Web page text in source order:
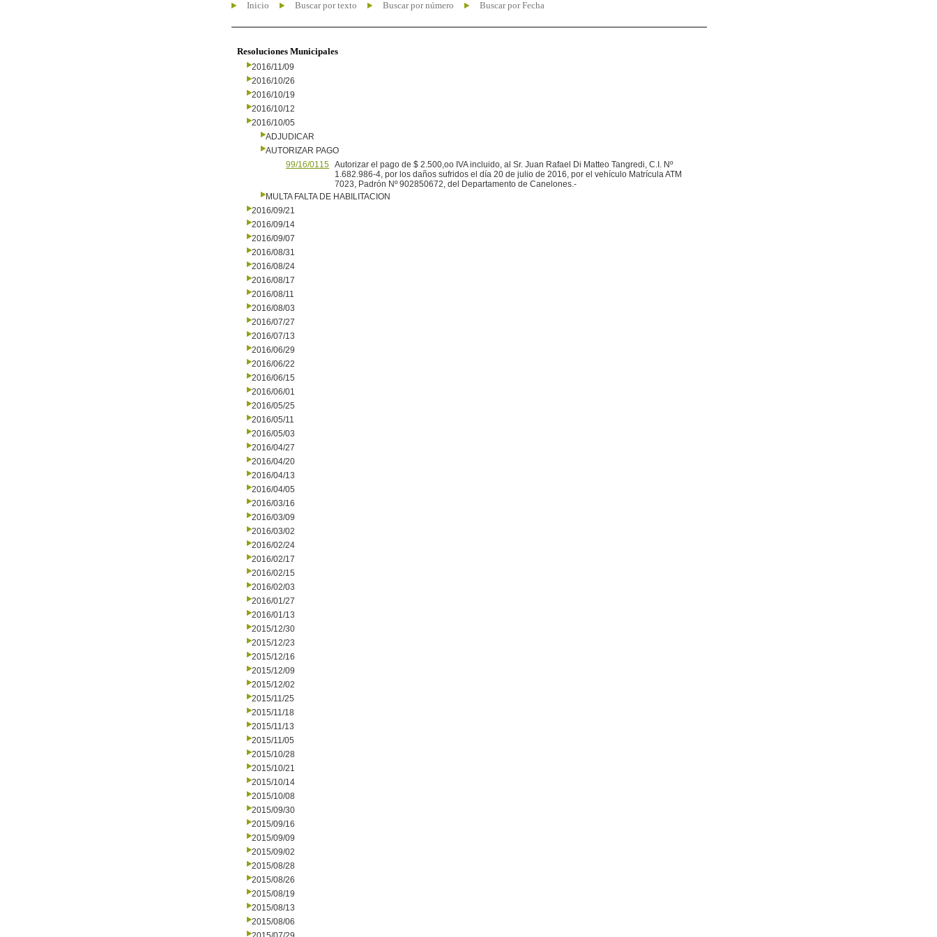
Inicio Buscar por texto Buscar por número Buscar por Fecha
Resoluciones Municipales
2016/11/09
2016/10/26
2016/10/19
2016/10/12
2016/10/05
ADJUDICAR
AUTORIZAR PAGO
99/16/0115 Autorizar el pago de $ 2.500,oo IVA incluido, al Sr. Juan Rafael Di Matteo Tangredi, C.I. Nº
1.682.986-4, por los daños sufridos el día 20 de julio de 2016, por el vehículo Matrícula ATM
7023, Padrón Nº 902850672, del Departamento de Canelones.-
MULTA FALTA DE HABILITACION
2016/09/21
2016/09/14
2016/09/07
2016/08/31
2016/08/24
2016/08/17
2016/08/11
2016/08/03
2016/07/27
2016/07/13
2016/06/29
2016/06/22
2016/06/15
2016/06/01
2016/05/25
2016/05/11
2016/05/03
2016/04/27
2016/04/20
2016/04/13
2016/04/05
2016/03/16
2016/03/09
2016/03/02
2016/02/24
2016/02/17
2016/02/15
2016/02/03
2016/01/27
2016/01/13
2015/12/30
2015/12/23
2015/12/16
2015/12/09
2015/12/02
2015/11/25
2015/11/18
2015/11/13
2015/11/05
2015/10/28
2015/10/21
2015/10/14
2015/10/08
2015/09/30
2015/09/16
2015/09/09
2015/09/02
2015/08/28
2015/08/26
2015/08/19
2015/08/13
2015/08/06